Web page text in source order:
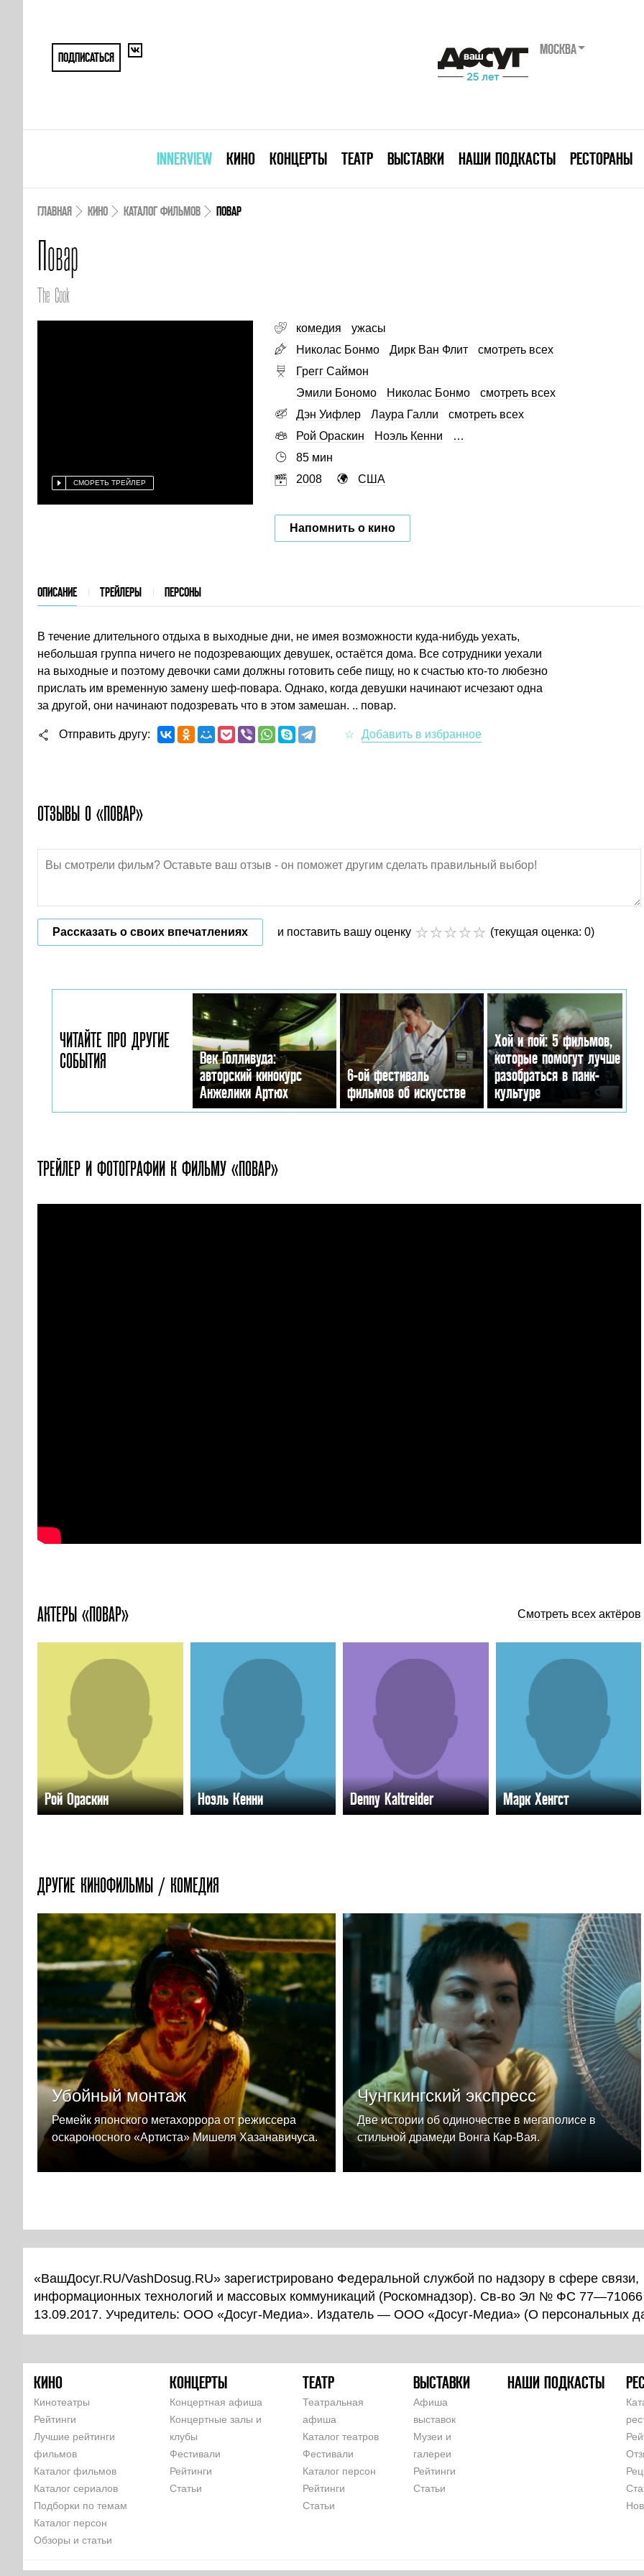
ПОДПИСАТЬСЯ
МОСКВА
INNERVIEW КИНО КОНЦЕРТЫ ТЕАТР ВЫСТАВКИ НАШИ ПОДКАСТЫ РЕСТОРАНЫ
ГЛАВНАЯ КИНО КАТАЛОГ ФИЛЬМОВ ПОВАР
Повар
The Cook
СМОРЕТЬ ТРЕЙЛЕР
комедия
ужасы
Николас Бонмо
Дирк Ван Флит
смотреть всех
Грегг Саймон
Эмили Бономо
Николас Бонмо
смотреть всех
Дэн Уифлер
Лаура Галли
смотреть всех
Рой Ораскин
Ноэль Кенни
…
85 мин
2008
США
Напомнить о кино
ОПИСАНИЕ ТРЕЙЛЕРЫ ПЕРСОНЫ
В течение длительного отдыха в выходные дни, не имея возможности куда-нибудь уехать,
небольшая группа ничего не подозревающих девушек, остаётся дома. Все сотрудники уехали
на выходные и поэтому девочки сами должны готовить себе пищу, но к счастью кто-то любезно
прислать им временную замену шеф-повара. Однако, когда девушки начинают исчезают одна
за другой, они начинают подозревать что в этом замешан. .. повар.
Отправить другу
ОТЗЫВЫ О «ПОВАР»
Рассказать о своих впечатлениях и поставить вашу оценку (текущая оценка: 0)
ЧИТАЙТЕ ПРО ДРУГИЕ
СОБЫТИЯ
Век Голливуда:
авторский кинокурс
Анжелики Артюх
6-ой фестиваль
фильмов об искусстве
Хой и пой: 5 фильмов,
которые помогут лучше
разобраться в панк-
культуре
ТРЕЙЛЕР И ФОТОГРАФИИ К ФИЛЬМУ «ПОВАР»
АКТЕРЫ «ПОВАР» Смотреть всех актёров
Рой Ораскин Ноэль Кенни Denny Kaltreider Марк Хенгст
ДРУГИЕ КИНОФИЛЬМЫ / КОМЕДИЯ
Убойный монтаж
Ремейк японского метахоррора от режиссера
оскароносного «Артиста» Мишеля Хазанавичуса.
Чунгкингский экспресс
Две истории об одиночестве в мегаполисе в
стильной драмеди Вонга Кар-Вая.
«ВашДосуг.RU/VashDosug.RU» зарегистрировано Федеральной службой по надзору в сфере связи,
информационных технологий и массовых коммуникаций (Роскомнадзор). Св-во Эл № ФС 77—71066
13.09.2017. Учредитель: ООО «Досуг-Медиа». Издатель — ООО «Досуг-Медиа» (О персональных
КИНО
Кинотеатры
Рейтинги
Лучшие рейтинги
фильмов
Каталог фильмов
Каталог сериалов
Подборки по темам
Каталог персон
Обзоры и статьи
КОНЦЕРТЫ
Концертная афиша
Концертные залы и
клубы
Фестивали
Рейтинги
Статьи
ТЕАТР
Театральная
афиша
Каталог театров
Фестивали
Каталог персон
Рейтинги
Статьи
ВЫСТАВКИ
Афиша
выставок
Музеи и
галереи
Рейтинги
Статьи
НАШИ ПОДКАСТЫ